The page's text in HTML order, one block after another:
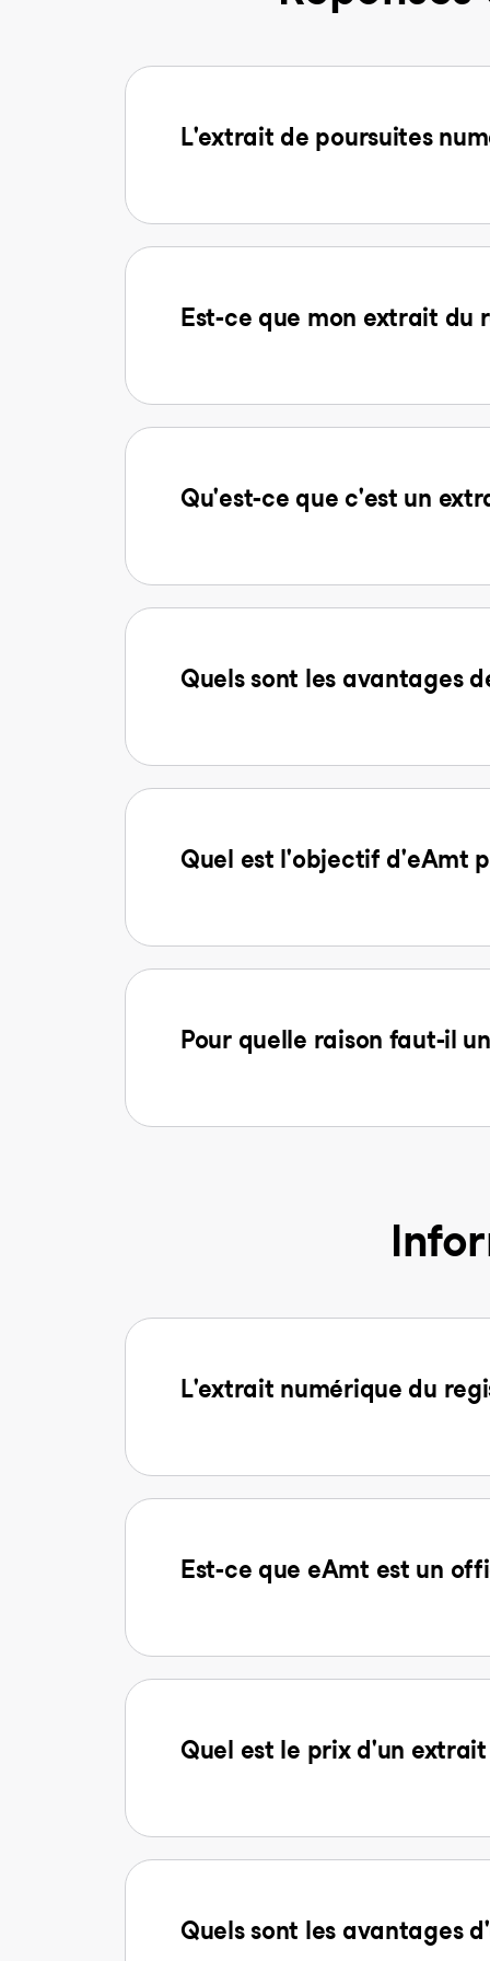
L'extrait de poursuites
Est-ce que mon extrait du
Qu'est-ce que c'est un
Quels sont les avantages
Quel est l'objectif d'eAmt
Pour quelle raison faut-il
L'extrait numérique du
Est-ce que eAmt est un
Quel est le prix d'un
Quels sont les avantages